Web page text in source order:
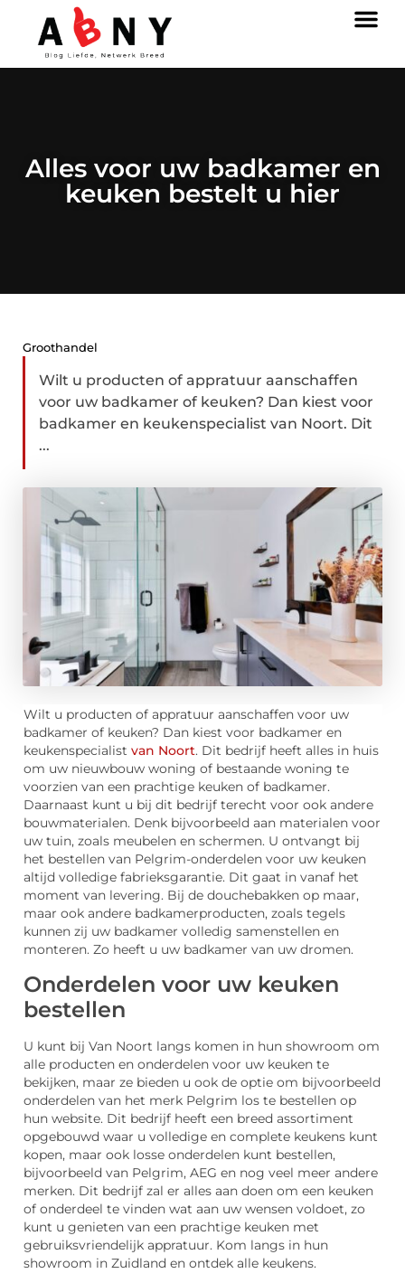
Alles voor uw badkamer en
keuken bestelt u hier
Groothandel
Wilt u producten of appratuur aanschaffen
voor uw badkamer of keuken? Dan kiest voor
badkamer en keukenspecialist van Noort. Dit
...
Wilt u producten of appratuur aanschaffen voor uw
badkamer of keuken? Dan kiest voor badkamer en
keukenspecialist van Noort. Dit bedrijf heeft alles in huis
om uw nieuwbouw woning of bestaande woning te
voorzien van een prachtige keuken of badkamer.
Daarnaast kunt u bij dit bedrijf terecht voor ook andere
bouwmaterialen. Denk bijvoorbeeld aan materialen voor
uw tuin, zoals meubelen en schermen. U ontvangt bij
het bestellen van Pelgrim-onderdelen voor uw keuken
altijd volledige fabrieksgarantie. Dit gaat in vanaf het
moment van levering. Bij de douchebakken op maar,
maar ook andere badkamerproducten, zoals tegels
kunnen zij uw badkamer volledig samenstellen en
monteren. Zo heeft u uw badkamer van uw dromen.
Onderdelen voor uw keuken
bestellen
U kunt bij Van Noort langs komen in hun showroom om
alle producten en onderdelen voor uw keuken te
bekijken, maar ze bieden u ook de optie om bijvoorbeeld
onderdelen van het merk Pelgrim los te bestellen op
hun website. Dit bedrijf heeft een breed assortiment
opgebouwd waar u volledige en complete keukens kunt
kopen, maar ook losse onderdelen kunt bestellen,
bijvoorbeeld van Pelgrim, AEG en nog veel meer andere
merken. Dit bedrijf zal er alles aan doen om een keuken
of onderdeel te vinden wat aan uw wensen voldoet, zo
kunt u genieten van een prachtige keuken met
gebruiksvriendelijk appratuur. Kom langs in hun
showroom in Zuidland en ontdek alle keukens.